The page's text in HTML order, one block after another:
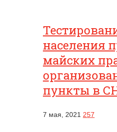
населения
майских
пункты в
7 мая, 2021 257